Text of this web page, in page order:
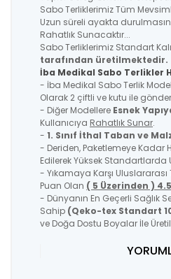
Sabo Terliklerimiz Tüm
Uzun süreli ayakta
Rahatlık Sunacaktır...
Sabo Terliklerimiz Standart
tarafından üretilmektedir.
İba Medikal Sabo Terlikler
- İba Medikal Sabo Terlik
Olarak 2 çiftli ve kutu ile
- Diğer Modellere Esnek
Kullanıcıya Rahatlık Sunar.
- 1. Sınıf İthal Taban ve
- Deriden, Paketlemeye Kadar
Edilerek Yüksek Standartlarda
- Yıkamaya Karşı Uluslararası
Puan Olan ( 5 Üzerinden )
- Dünyanın En Geçerli Sağlık
Sahip (Qeko-tex Standart
ve Doğa Dostu Boyalar İle